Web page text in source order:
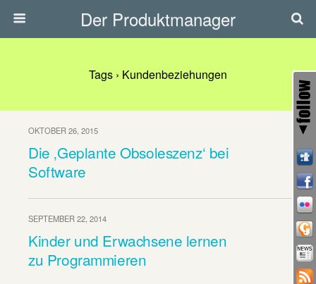
Der Produktmanager
Tags › Kundenbeziehungen
OKTOBER 26, 2015
Die ‚Geplante Obsoleszenz‘ bei
Software
SEPTEMBER 22, 2014
Kinder und Erwachsene lernen
zu Programmieren